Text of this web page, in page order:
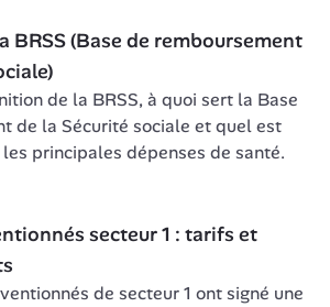
BRSS (Base de remboursement
de la BRSS, à quoi sert la Base
de la Sécurité sociale et quel est
principales dépenses de santé.
secteur 1 : tarifs et
de secteur 1 ont signé une